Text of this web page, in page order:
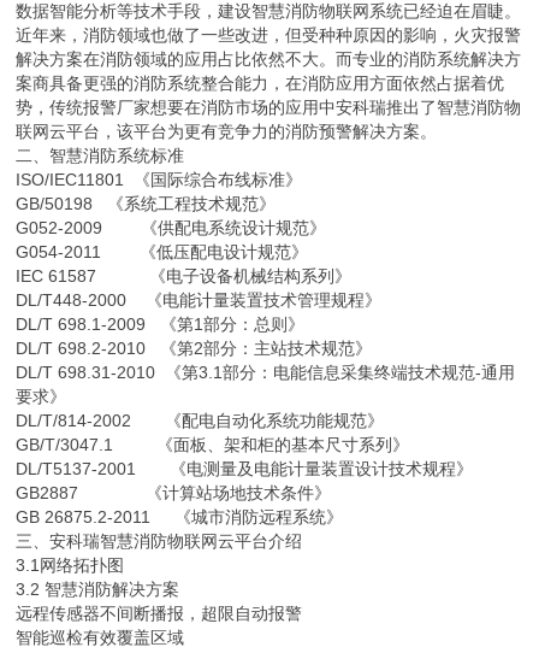
数据智能分析等技术手段，建设智慧消防物联网系统已经迫在眉睫。
近年来，消防领域也做了一些改进，但受种种原因的影响，火灾报警
解决方案在消防领域的应用占比依然不大。而专业的消防系统解决方
案商具备更强的消防系统整合能力，在消防应用方面依然占据着优
势，传统报警厂家想要在消防市场的应用中安科瑞推出了智慧消防物
联网云平台，该平台为更有竞争力的消防预警解决方案。
二、智慧消防系统标准
ISO/IEC11801 《国际综合布线标准》
GB/50198 《系统工程技术规范》
G052-2009 《供配电系统设计规范》
G054-2011 《低压配电设计规范》
IEC 61587 《电子设备机械结构系列》
DL/T448-2000 《电能计量装置技术管理规程》
DL/T 698.1-2009 《第1部分：总则》
DL/T 698.2-2010 《第2部分：主站技术规范》
DL/T 698.31-2010 《第3.1部分：电能信息采集终端技术规范-通用
要求》
DL/T/814-2002 《配电自动化系统功能规范》
GB/T/3047.1 《面板、架和柜的基本尺寸系列》
DL/T5137-2001 《电测量及电能计量装置设计技术规程》
GB2887 《计算站场地技术条件》
GB 26875.2-2011 《城市消防远程系统》
三、安科瑞智慧消防物联网云平台介绍
3.1网络拓扑图
3.2 智慧消防解决方案
远程传感器不间断播报，超限自动报警
智能巡检有效覆盖区域